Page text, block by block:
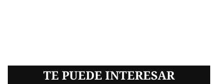
TE PUEDE INTERESAR